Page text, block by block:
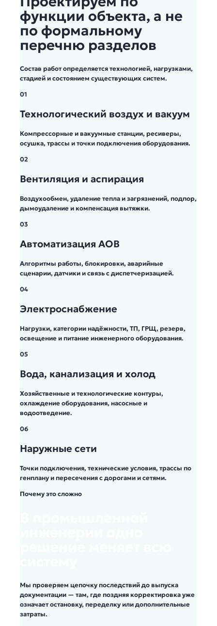
функции объекта, а не
по формальному
перечню разделов
Состав работ определяется технологией, нагрузками,
стадией и состоянием существующих систем.
01
Технологический воздух и вакуум
Компрессорные и вакуумные станции, ресиверы,
осушка, трассы и точки подключения оборудования.
02
Вентиляция и аспирация
Воздухообмен, удаление тепла и загрязнений, подпор,
дымоудаление и компенсация вытяжки.
03
Автоматизация АОВ
Алгоритмы работы, блокировки, аварийные
сценарии, датчики и связь с диспетчеризацией.
04
Электроснабжение
Нагрузки, категории надёжности, ТП, ГРЩ, резерв,
освещение и питание инженерного оборудования.
05
Вода, канализация и холод
Хозяйственные и технологические контуры,
охлаждение оборудования, насосные и
водоотведение.
06
Наружные сети
Точки подключения, технические условия, трассы по
генплану и пересечения с дорогами и сетями.
Почему это сложно
Мы проверяем цепочку последствий до выпуска
документации — там, где поздняя корректировка уже
означает остановку, переделку или дополнительные
затраты.